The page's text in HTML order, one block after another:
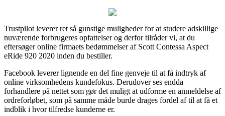
Trustpilot leverer ret så gunstige muligheder for at studere adskillige
nuværende forbrugeres opfattelser og derfor tilråder vi, at du
eftersøger online firmaets bedømmelser af Scott Contessa Aspect
eRide 920 2020 inden du bestiller.
Facebook leverer lignende en del fine genveje til at få indtryk af
online virksomhedens kundefokus. Derudover ses endda
forhandlere på nettet som gør det muligt at udforme en anmeldelse af
ordreforløbet, som på samme måde burde drages fordel af til at få et
indblik i hvor tilfredse kunderne er.